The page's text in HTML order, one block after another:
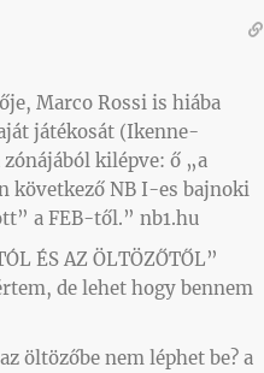
Marco Rossi is hiába
játékosát (Ikenne-
kilépve: ő „a
következő NB I-es bajnoki
a FEB-től.” nb1.hu
ÉS AZ ÖLTÖZŐTŐL”
de lehet hogy bennem
öltözőbe nem léphet be? a